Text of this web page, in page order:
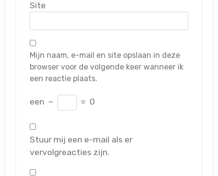
Site
Mijn naam, e-mail en site opslaan in deze
browser voor de volgende keer wanneer ik
een reactie plaats.
een − = 0
Stuur mij een e-mail als er
vervolgreacties zijn.